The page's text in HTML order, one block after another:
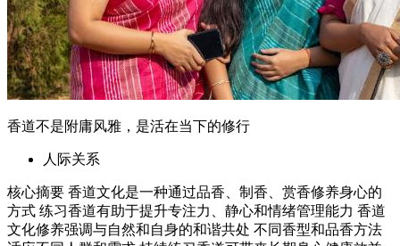
香道不是附庸风雅，是活在当下的修行
人际关系
核心摘要 香道文化是一种通过品香、制香、赏香修养身心的